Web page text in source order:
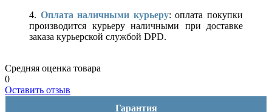
4. Оплата наличными курьеру: оплата покупки
производится курьеру наличными при доставке
заказа курьерской службой DPD.
Средняя оценка товара
0
Оставить отзыв
Гарантия